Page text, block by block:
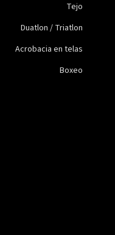
Tejo
Duatlon / Triatlon
Acrobacia en telas
Boxeo